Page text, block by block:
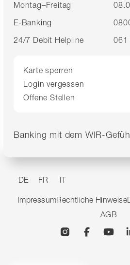
Montag–Freitag
E-Banking
24/7 Debit Helpline
061
Karte sperren
Login vergessen
Offene Stellen
Banking mit dem WIR-
DE FR IT
ImpressumRechtliche Hinweise
AGB
InstagramFacebook